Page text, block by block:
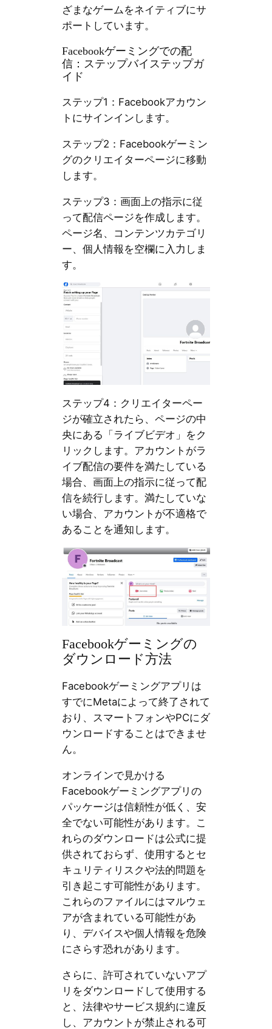
ざまなゲームをネイティブにサ
ポートしています。
Facebookゲーミングでの配
信：ステップバイステップガ
イド
ステップ1：Facebookアカウン
トにサインインします。
ステップ2：Facebookゲーミン
グのクリエイターページに移動
します。
ステップ3：画面上の指示に従
って配信ページを作成します。
ページ名、コンテンツカテゴリ
ー、個人情報を空欄に入力しま
す。
ステップ4：クリエイターペー
ジが確立されたら、ページの中
央にある「ライブビデオ」をク
リックします。アカウントがラ
イブ配信の要件を満たしている
場合、画面上の指示に従って配
信を続行します。満たしていな
い場合、アカウントが不適格で
あることを通知します。
Facebookゲーミングの
ダウンロード方法
Facebookゲーミングアプリは
すでにMetaによって終了されて
おり、スマートフォンやPCにダ
ウンロードすることはできませ
ん。
オンラインで見かける
Facebookゲーミングアプリの
パッケージは信頼性が低く、安
全でない可能性があります。こ
れらのダウンロードは公式に提
供されておらず、使用するとセ
キュリティリスクや法的問題を
引き起こす可能性があります。
これらのファイルにはマルウェ
アが含まれている可能性があ
り、デバイスや個人情報を危険
にさらす恐れがあります。
さらに、許可されていないアプ
リをダウンロードして使用する
と、法律やサービス規約に違反
し、アカウントが禁止される可